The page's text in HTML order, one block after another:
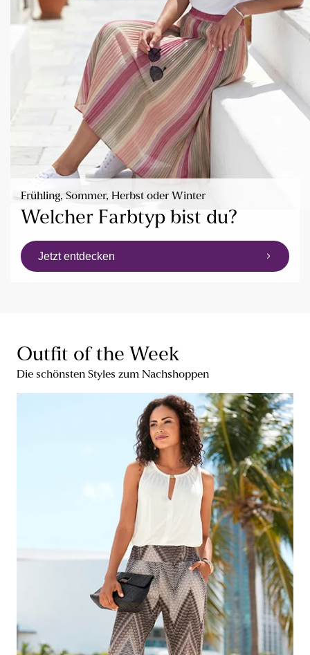
Frühling, Sommer, Herbst oder Winter
Welcher Farbtyp bist du?
Jetzt entdecken
Outfit of the Week
Die schönsten Styles zum Nachshoppen